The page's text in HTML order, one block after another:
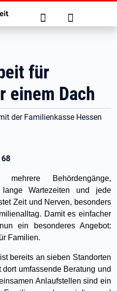
Suche Anmelden
für
einem Dach
der Familienkasse Hessen
68
Behördengänge,
lange Wartezeiten und jede
Zeit und Nerven, besonders
Damit es einfacher
ein besonderes Angebot:
Familien.
bereits an sieben Standorten
umfassende Beratung und
Anlaufstellen sind ein